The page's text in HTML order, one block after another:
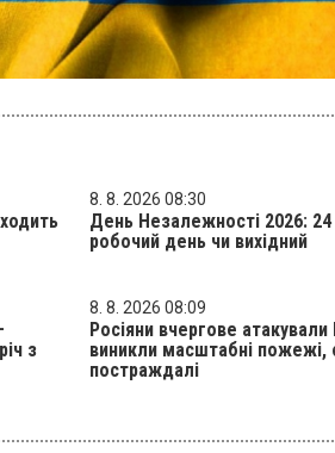
8. 8. 2026 08:30
День Незалежності 2026: 24
робочий день чи вихідний
з
8. 8. 2026 08:09
Росіяни вчергове атакували
виникли масштабні пожежі,
постраждалі